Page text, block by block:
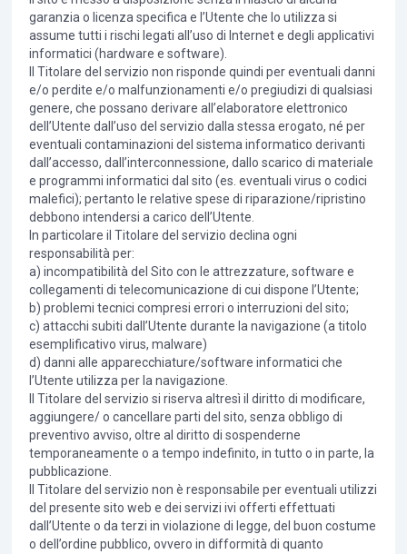
garanzia o licenza specifica e l’Utente che lo utilizza si
assume tutti i rischi legati all’uso di Internet e degli applicativi
informatici (hardware e software).
Il Titolare del servizio non risponde quindi per eventuali danni
e/o perdite e/o malfunzionamenti e/o pregiudizi di qualsiasi
genere, che possano derivare all’elaboratore elettronico
dell’Utente dall’uso del servizio dalla stessa erogato, né per
eventuali contaminazioni del sistema informatico derivanti
dall’accesso, dall’interconnessione, dallo scarico di materiale
e programmi informatici dal sito (es. eventuali virus o codici
malefici); pertanto le relative spese di riparazione/ripristino
debbono intendersi a carico dell’Utente.
In particolare il Titolare del servizio declina ogni
responsabilità per:
a) incompatibilità del Sito con le attrezzature, software e
collegamenti di telecomunicazione di cui dispone l’Utente;
b) problemi tecnici compresi errori o interruzioni del sito;
c) attacchi subiti dall’Utente durante la navigazione (a titolo
esemplificativo virus, malware)
d) danni alle apparecchiature/software informatici che
l’Utente utilizza per la navigazione.
Il Titolare del servizio si riserva altresì il diritto di modificare,
aggiungere/ o cancellare parti del sito, senza obbligo di
preventivo avviso, oltre al diritto di sospenderne
temporaneamente o a tempo indefinito, in tutto o in parte, la
pubblicazione.
Il Titolare del servizio non è responsabile per eventuali utilizzi
del presente sito web e dei servizi ivi offerti effettuati
dall’Utente o da terzi in violazione di legge, del buon costume
o dell’ordine pubblico, ovvero in difformità di quanto